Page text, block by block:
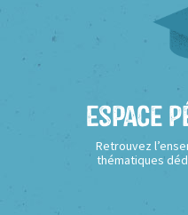
Espace
Retrouvez
thématiques